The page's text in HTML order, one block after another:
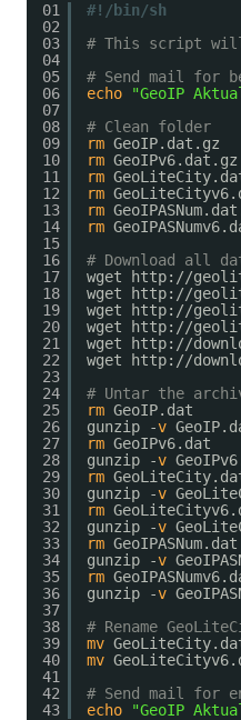
01
02
03
04
05
06
07
08
09
10
11
12
13
14
15
16
17
18
19
20
21
22
23
24
25
26
27
28
29
30
31
32
33
34
35
36
37
38
39
40
41
42
43
#!/bin/sh
# This script will
# Send mail for
echo
"GeoIP
# Clean folder
rm GeoIP.dat.gz
rm GeoIPv6.dat.gz
rm
rm
rm
rm
# Download all
wget http: //
wget http: //
wget http: //
wget http: //
wget http: //
wget http: //
# Untar the
rm GeoIP.dat
gunzip -v
rm GeoIPv6.dat
gunzip -v
rm
gunzip -v
rm
gunzip -v
rm GeoIPASNum.dat
gunzip -v
rm
gunzip -v
# Rename
mv
mv
# Send mail for
echo
"GeoIP